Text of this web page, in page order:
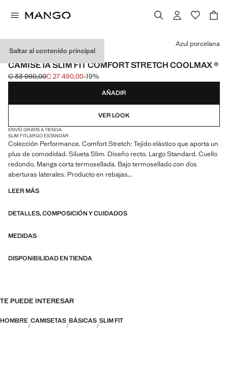
Saltar al contenido principal
PERFORMANCE
CAMISETA SLIM FIT COMFORT STRETCH COOLMAX ®
Precio inicial tachado [C 33 990,00 ]
C 33 990,00
Precio actual [C 27 490,00 ]
C 27 490,00-19%
Selecciona un color
Azul porcelana
AÑADIR
VER LOOK
ENVÍO GRATIS A TIENDA
SLIM FITLARGO ESTÁNDAR
Colección Performance. Comfort Stretch: Tejido elástico que aporta un
plus de comodidad. Silueta Slim. Diseño recto. Largo Standard. Cuello
redondo. Manga corta termosellada. Bajo termosellado con dos
aberturas laterales. Producto en rebajas
PERFORMANCE: Una colección de prendas confeccionadas con
características avanzadas como tejidos bi-stretch, de secado rápido,
organizadas en tres categorías generales: Termorregulador, Funcional
LEER MÁS
DETALLES, COMPOSICIÓN Y CUIDADOS
MEDIDAS
DISPONIBILIDAD EN TIENDA
TE PUEDE INTERESAR
HOMBRE CAMISETAS BÁSICAS SLIM FIT